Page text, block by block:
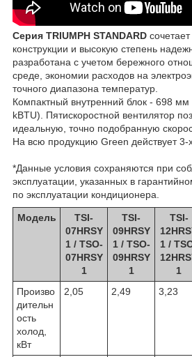
Серия TRIUMPH STANDARD
конструкции и высокую степень
разработана с учетом бережного
среде, экономии расходов на
точного диапазона температур.
Компактный внутренний блок - 698
kBTU). Пятискоростной вентилятор
идеальную, точно подобранную
На всю продукцию Green действует 3-
*Данные условия сохраняются при
эксплуатации, указанных в
по эксплуатации кондиционера.
Модель
TSI-
07HRSY
1 / TSO-
07HRSY
1
TSI-
09HRSY
1 / TSO-
09HRSY
1
TSI-
1 /
1
Произво
дительн
ость
холод,
кВт
2,05 2,49 3,23